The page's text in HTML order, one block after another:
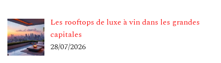
Les rooftops de luxe à vin dans les grandes
capitales
28/07/2026